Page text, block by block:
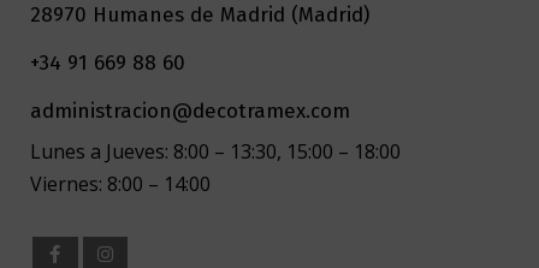
28970 Humanes de Madrid (Madrid)
+34 91 669 88 60
administracion@decotramex.com
Lunes a Jueves: 8:00 – 13:30, 15:00 – 18:00
Viernes: 8:00 – 14:00